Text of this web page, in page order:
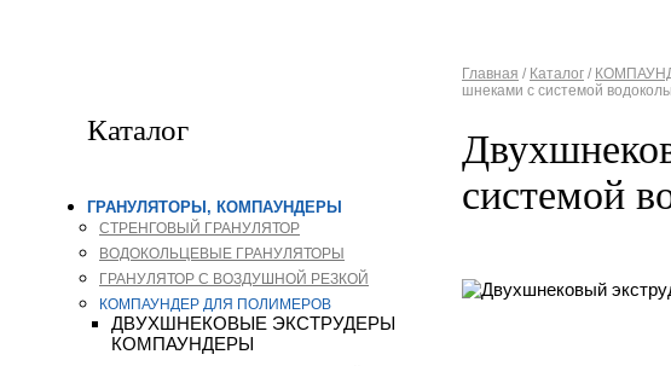
Каталог
ГРАНУЛЯТОРЫ, КОМПАУНДЕРЫ
СТРЕНГОВЫЙ ГРАНУЛЯТОР
ВОДОКОЛЬЦЕВЫЕ ГРАНУЛЯТОРЫ
ГРАНУЛЯТОР С ВОЗДУШНОЙ РЕЗКОЙ
КОМПАУНДЕР ДЛЯ ПОЛИМЕРОВ
ДВУХШНЕКОВЫЕ ЭКСТРУДЕРЫ
КОМПАУНДЕРЫ
Вы здесь
Главная / Каталог /
шнеками с системой
системой